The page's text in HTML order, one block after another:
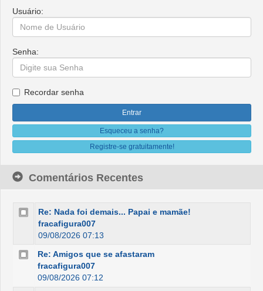
Usuário:
Senha:
Recordar senha
Esqueceu a senha?
Registre-se gratuitamente!
Comentários Recentes
Re: Nada foi demais... Papai e mamãe!
fracafigura007
09/08/2026 07:13
Re: Amigos que se afastaram
fracafigura007
09/08/2026 07:12